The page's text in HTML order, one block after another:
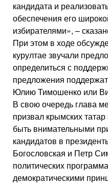
кандидата и
обеспечения его
избирателями», –
При этом в ходе
курултае звучали
определиться с
предложения
Юлию Тимошенко или
В свою очередь глава
призвал крымских
быть внимательными
кандидатов в
Богословская и Петр
политических
демократическими